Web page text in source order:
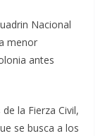
Nacional
menor
antes
la Fierza Civil,
se busca a los